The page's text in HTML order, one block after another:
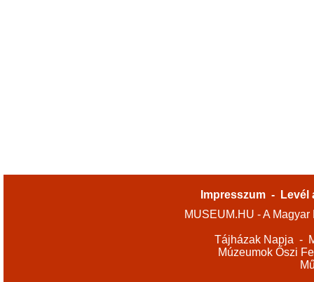
Impresszum -
Levél
MUSEUM.HU - A
Tájházak Napja -
Múzeumok Őszi